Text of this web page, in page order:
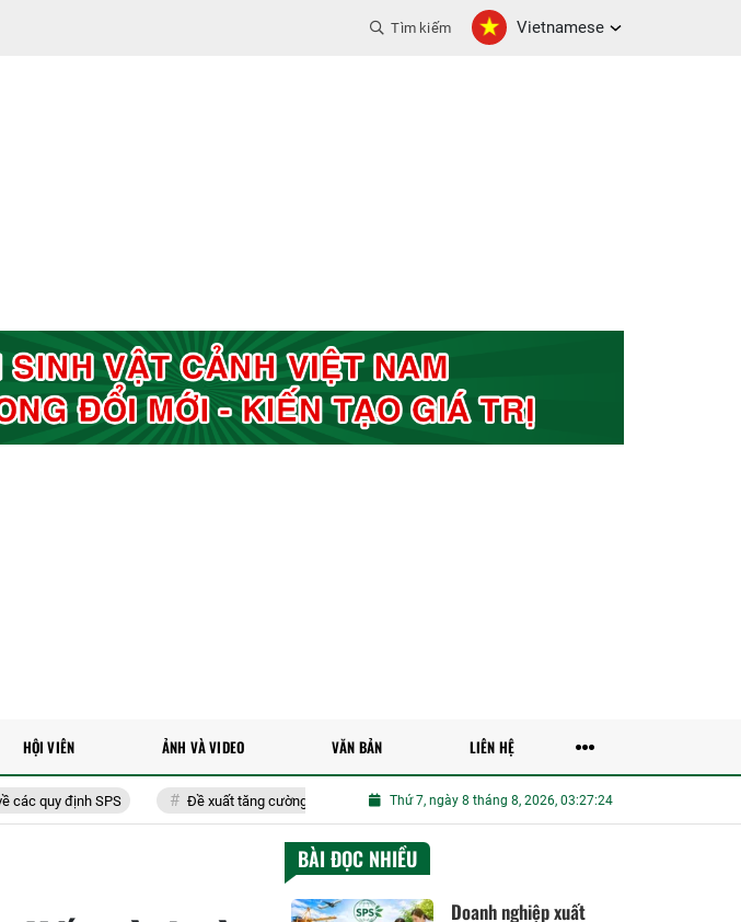
Tìm kiếm Vietnamese
SPS Đề xuất tăng cường ứng dụng công nghệ số, trí tuệ nhân tạo để nâng cao hiệu quả tiếp cận pháp luật
Thứ 7, ngày 8 tháng 8, 2026, 03:27:25
HỘI VIÊN ẢNH VÀ VIDEO VĂN BẢN LIÊN HỆ
BÀI ĐỌC NHIỀU
Doanh nghiệp xuất